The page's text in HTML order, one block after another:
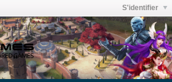
S'identifier